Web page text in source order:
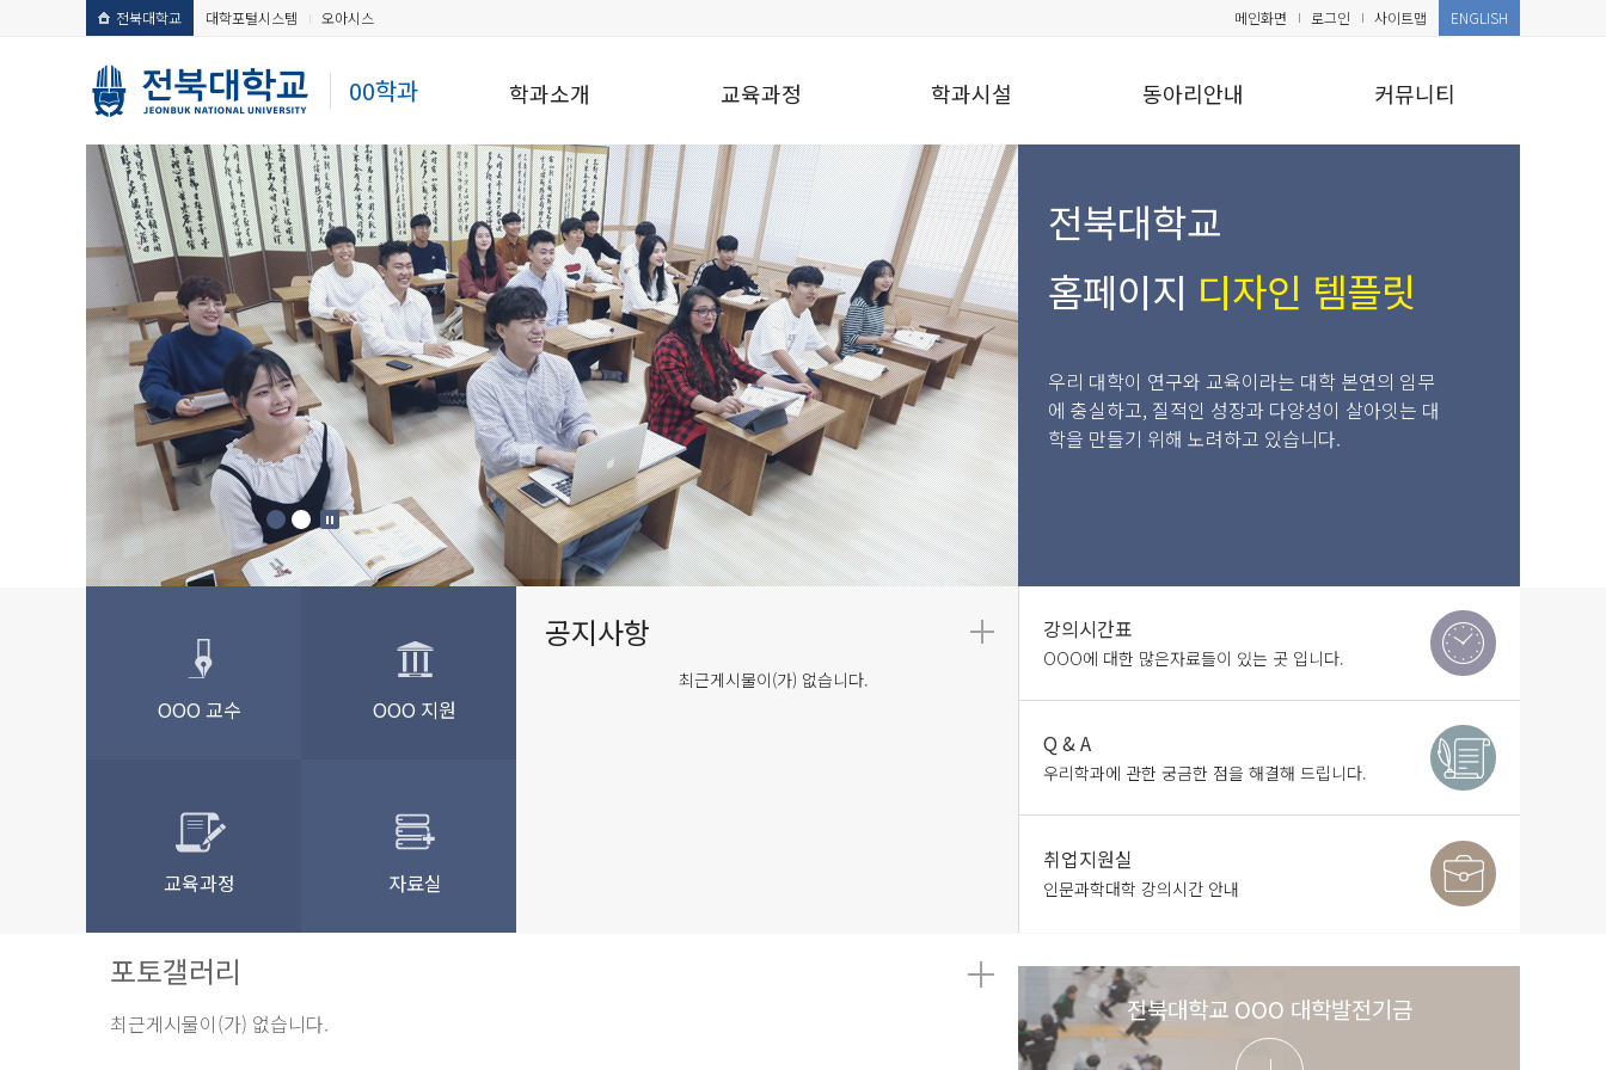
전북대학교 대학포털시스템 오아시스
00학과
메인화면 로그인 사이트맵 ENGLISH
학과소개 교육과정 학과시설 동아리안내 커뮤니티
전북대학교
홈페이지 디자인 템플릿
우리 대학이 연구와 교육이라는 대학 본연의 임무
에 충실하고, 질적인 성장과 다양성이 살아잇는 대
학을 만들기 위해 노려하고 있습니다.
OOO 교수 OOO 지원
교육과정 자료실
최근게시물이(가) 없습니다.
강의시간표
OOO에 대한 많은자료들이 있는 곳 입니다.
Q & A
우리학과에 관한 궁금한 점을 해결해 드립니다.
취업지원실
인문과학대학 강의시간 안내
포토갤러리
최근게시물이(가) 없습니다. 전북대학교 OOO 대학발전기금